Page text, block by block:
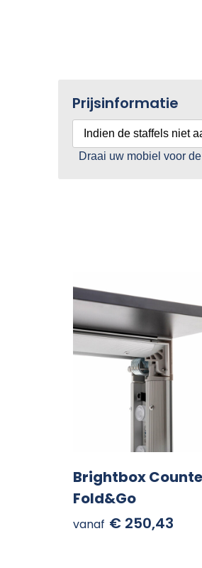
Prijsinformatie
Indien de staffels niet
Draai uw mobiel voor
Brightbox
Fold&Go
vanaf € 250,43